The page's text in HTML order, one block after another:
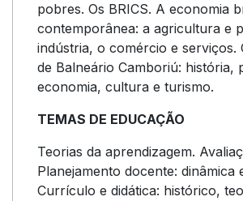
pobres. Os BRICS. A economia
contemporânea: a agricultura e
indústria, o comércio e serviços.
de Balneário Camboriú: história,
economia, cultura e turismo.
TEMAS DE EDUCAÇÃO
Teorias da aprendizagem.
Planejamento docente: dinâmica
Currículo e didática: histórico,